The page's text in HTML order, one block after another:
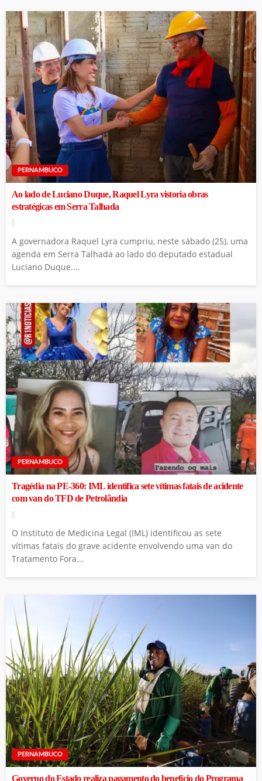
PERNAMBUCO
Ao lado de Luciano Duque, Raquel Lyra vistoria obras
estratégicas em Serra Talhada
A governadora Raquel Lyra cumpriu, neste sábado (25), uma
agenda em Serra Talhada ao lado do deputado estadual
Luciano Duque....
PERNAMBUCO
Tragédia na PE-360: IML identifica sete vítimas fatais de acidente
com van do TFD de Petrolândia
O Instituto de Medicina Legal (IML) identificou as sete
vítimas fatais do grave acidente envolvendo uma van do
Tratamento Fora...
PERNAMBUCO
Governo do Estado realiza pagamento do benefício do Programa